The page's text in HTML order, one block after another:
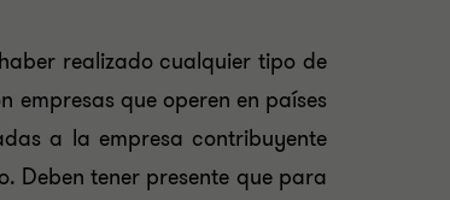
realizado cualquier tipo de
que operen en países
a la empresa contribuyente
Deben tener presente que para